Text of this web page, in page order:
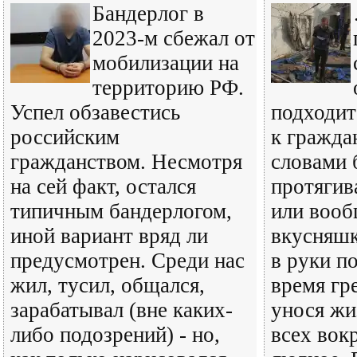
Бандерлог в
2023-м сбежал от
мобилизации на
территорию РФ.
Успел обзавестись
российским
гражданством. Несмотря
на сей факт, остался
типичным бандерлогом,
иной вариант вряд ли
предусмотрен. Среди нас
жил, тусил, общался,
зарабатывал (вне каких-
либо подозрений) - но,
к
словами
или
в руки
время
унося
всех